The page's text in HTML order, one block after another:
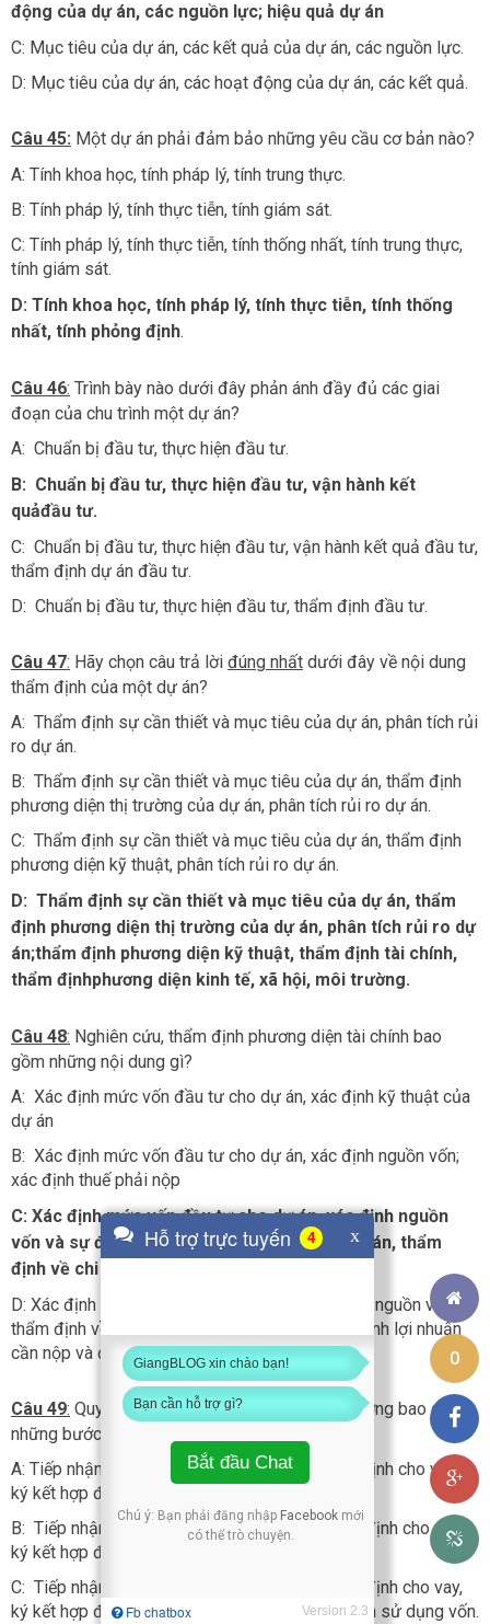
0
động của dự án, các nguồn lực; hiệu quả dự án
C: Mục tiêu của dự án, các kết quả của dự án, các nguồn lực.
D: Mục tiêu của dự án, các hoạt động của dự án, các kết quả.
Câu 45: Một dự án phải đảm bảo những yêu cầu cơ bản nào?
A: Tính khoa học, tính pháp lý, tính trung thực.
B: Tính pháp lý, tính thực tiễn, tính giám sát.
C: Tính pháp lý, tính thực tiễn, tính thống nhất, tính trung thực,
tính giám sát.
D: Tính khoa học, tính pháp lý, tính thực tiễn, tính thống
nhất, tính phỏng định.
Câu 46: Trình bày nào dưới đây phản ánh đầy đủ các giai
đoạn của chu trình một dự án?
A: Chuẩn bị đầu tư, thực hiện đầu tư.
B: Chuẩn bị đầu tư, thực hiện đầu tư, vận hành kết
quảđầu tư.
C: Chuẩn bị đầu tư, thực hiện đầu tư, vận hành kết quả đầu tư,
thẩm định dự án đầu tư.
D: Chuẩn bị đầu tư, thực hiện đầu tư, thẩm định đầu tư.
Câu 47: Hãy chọn câu trả lời đúng nhất dưới đây về nội dung
thẩm định của một dự án?
A: Thẩm định sự cần thiết và mục tiêu của dự án, phân tích rủi
ro dự án.
B: Thẩm định sự cần thiết và mục tiêu của dự án, thẩm định
phương diện thị trường của dự án, phân tích rủi ro dự án.
C: Thẩm định sự cần thiết và mục tiêu của dự án, thẩm định
phương diện kỹ thuật, phân tích rủi ro dự án.
D: Thẩm định sự cần thiết và mục tiêu của dự án, thẩm
định phương diện thị trường của dự án, phân tích rủi ro dự
án;thẩm định phương diện kỹ thuật, thẩm định tài chính,
thẩm địnhphương diện kinh tế, xã hội, môi trường.
Câu 48: Nghiên cứu, thẩm định phương diện tài chính bao
gồm những nội dung gì?
A: Xác định mức vốn đầu tư cho dự án, xác định kỹ thuật của
dự án
B: Xác định mức vốn đầu tư cho dự án, xác định nguồn vốn;
xác định thuế phải nộp
C: Xác định mức vốn đầu tư cho dự án, xác định nguồn
vốn và sự đảm bảo nguồn vốn tài trợ cho dự án, thẩm
định về chi phí, doanh thu, lợi nhuận
D: Xác định mức vốn đầu tư cho dự án, xác định nguồn vốn,
thẩm định về chi phí, doanh thu, lợi nhuận, xác định lợi nhuận
cần nộp và để lại.
Câu 49: Quy trình cho vay theo dự án thông thường bao gồm
những bước nào?
A: Tiếp nhận hồ sơ xin vay, thẩm định và quyết định cho vay,
ký kết hợp đồng tín dụng.
B: Tiếp nhận hồ sơ xin vay, thẩm định và quyết định cho vay,
ký kết hợp đồng TD, giải ngân.
C: Tiếp nhận hồ sơ xin vay, thẩm định và quyết định cho vay,
ký kết hợp đồng TD, giải ngân, giám sát quá trình sử dụng vốn.
Hỗ trợ trực tuyến 4 x
GiangBLOG xin chào bạn!
Bạn cần hỗ trợ gì?
Bắt đầu Chat
Chú ý: Bạn phải đăng nhập Facebookmới
có thể trò chuyện.
Fb chatbox Version 2.3